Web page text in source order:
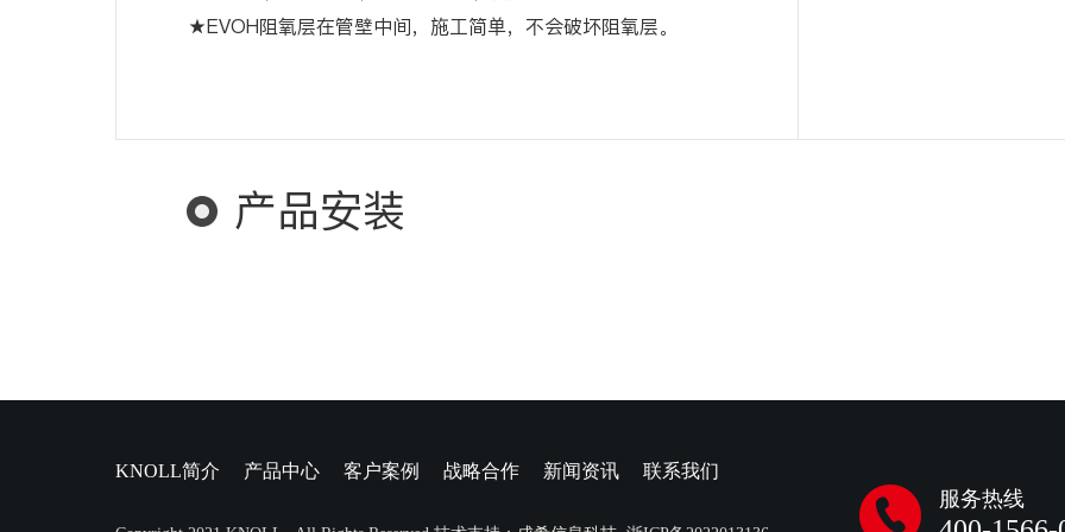
★EVOH阻氧层在管壁中间，施工简单，不会破坏阻氧层。
产品安装
KNOLL简介 产品中心 客户案例 战略合作 新闻资讯 联系我们
服务热线